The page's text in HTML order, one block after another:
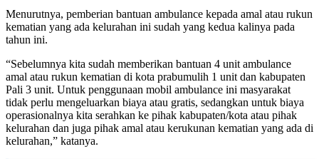
Menurutnya, pemberian bantuan ambulance kepada amal atau rukun
kematian yang ada kelurahan ini sudah yang kedua kalinya pada
tahun ini.
“Sebelumnya kita sudah memberikan bantuan 4 unit ambulance
amal atau rukun kematian di kota prabumulih 1 unit dan kabupaten
Pali 3 unit. Untuk penggunaan mobil ambulance ini masyarakat
tidak perlu mengeluarkan biaya atau gratis, sedangkan untuk biaya
operasionalnya kita serahkan ke pihak kabupaten/kota atau pihak
kelurahan dan juga pihak amal atau kerukunan kematian yang ada di
kelurahan,” katanya.